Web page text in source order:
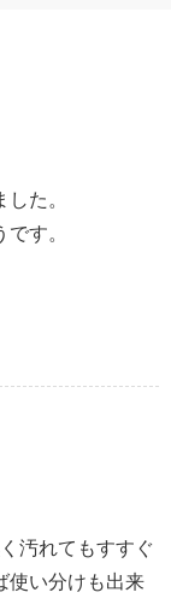
た。
す。
汚れてもすすぐ
使い分けも出来